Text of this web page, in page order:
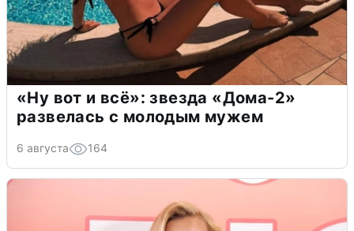
«Ну вот и всё»: звезда «Дома-2»
развелась с молодым мужем
6 августа 164